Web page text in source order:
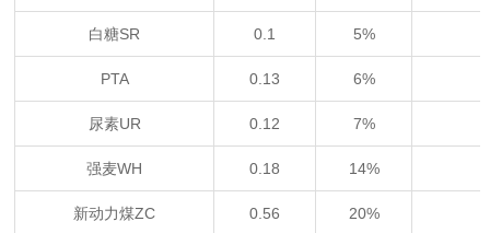
白糖SR 0.1 5%
PTA 0.13 6%
尿素UR 0.12 7%
强麦WH 0.18 14%
新动力煤ZC 0.56 20%